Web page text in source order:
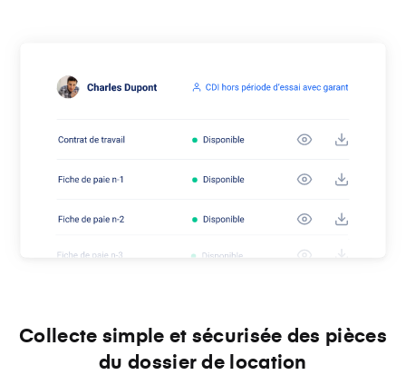
Collecte simple et sécurisée des pièces
du dossier de location